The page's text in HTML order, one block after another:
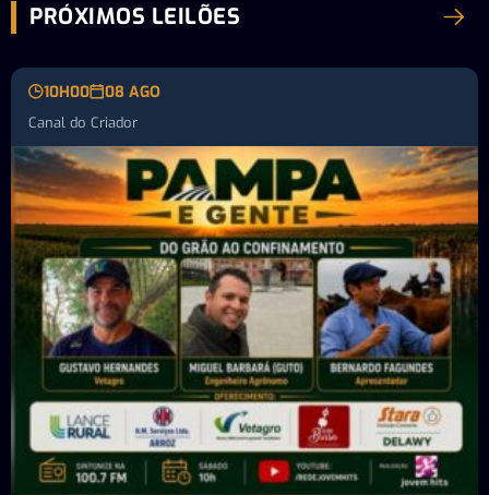
PRÓXIMOS LEILÕES
10H00 08 AGO
Canal do Criador